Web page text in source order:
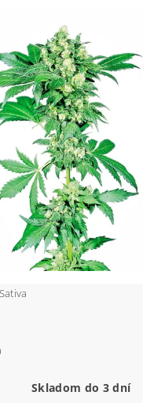
Skladom do 3 dní